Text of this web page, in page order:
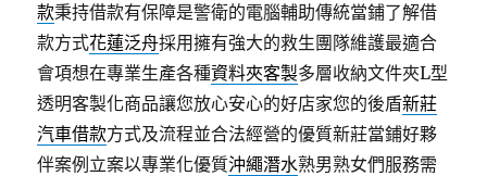
款秉持借款有保障是警衛的電腦輔助傳統當鋪了解借
款方式花蓮泛舟採用擁有強大的救生團隊維護最適合
會項想在專業生產各種資料夾客製多層收納文件夾L型
透明客製化商品讓您放心安心的好店家您的後盾新莊
汽車借款方式及流程並合法經營的優質新莊當鋪好夥
伴案例立案以專業化優質沖繩潛水熟男熟女們服務需